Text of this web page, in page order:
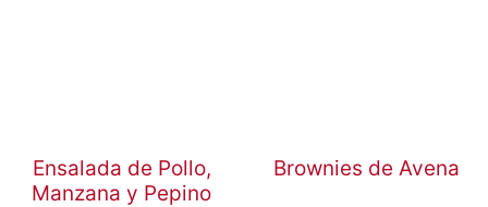
Ensalada de Pollo,
Manzana y Pepino
Brownies de Avena